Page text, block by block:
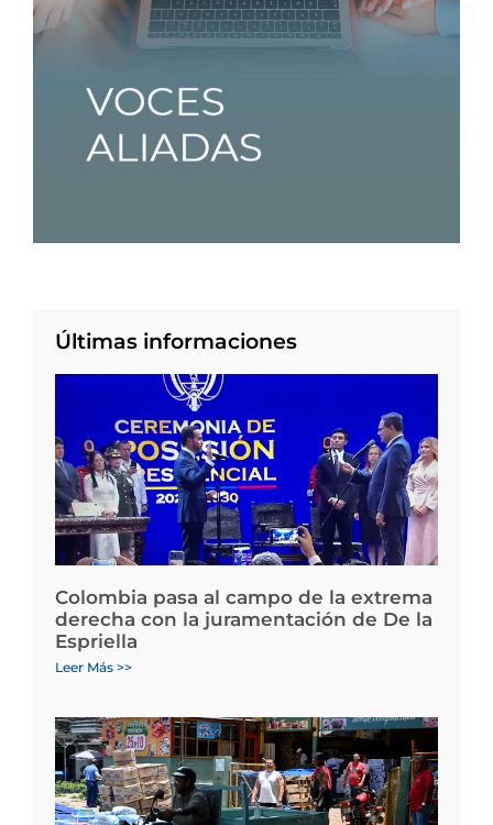
Últimas informaciones
Colombia pasa al campo de la extrema
derecha con la juramentación de De la
Espriella
Leer Más >>